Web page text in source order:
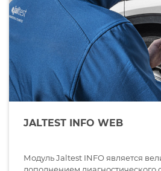
JALTEST INFO WEB
Модуль Jaltest INFO является